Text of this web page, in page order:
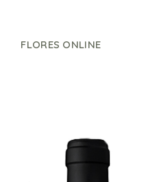
FLORES ONLINE